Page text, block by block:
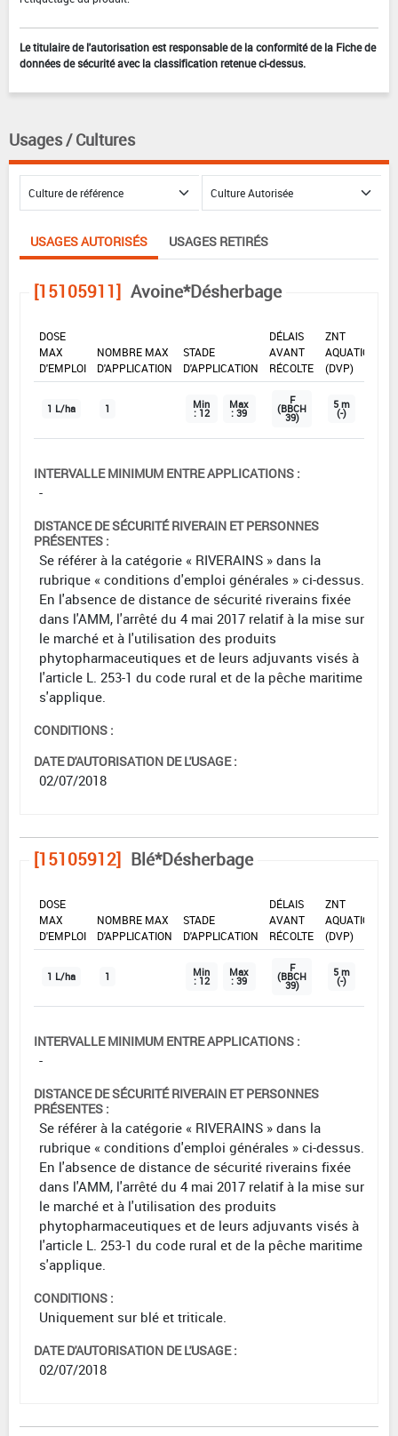
Le titulaire de l'autorisation est responsable de la conformité de la Fiche de
données de sécurité avec la classification retenue ci-dessus.
Usages / Cultures
USAGES AUTORISÉS USAGES RETIRÉS
[15105911] Avoine*Désherbage
DOSE
MAX
D'EMPLOI
NOMBRE MAX
D'APPLICATION
STADE
D'APPLICATION
DÉLAIS
AVANT
RÉCOLTE
ZNT
AQUATIQUE
(DVP)
1 L/ha 1 Min
: 12
Max
: 39
F
(BBCH
39)
5 m
(-)
INTERVALLE MINIMUM ENTRE APPLICATIONS :
-
DISTANCE DE SÉCURITÉ RIVERAIN ET PERSONNES
PRÉSENTES :
Se référer à la catégorie « RIVERAINS » dans la
rubrique « conditions d'emploi générales » ci-dessus.
En l'absence de distance de sécurité riverains fixée
dans l'AMM, l'arrêté du 4 mai 2017 relatif à la mise sur
le marché et à l'utilisation des produits
phytopharmaceutiques et de leurs adjuvants visés à
l'article L. 253-1 du code rural et de la pêche maritime
s'applique.
CONDITIONS :
DATE D'AUTORISATION DE L'USAGE :
02/07/2018
[15105912] Blé*Désherbage
DOSE
MAX
D'EMPLOI
NOMBRE MAX
D'APPLICATION
STADE
D'APPLICATION
DÉLAIS
AVANT
RÉCOLTE
ZNT
AQUATIQUE
(DVP)
1 L/ha 1 Min
: 12
Max
: 39
F
(BBCH
39)
5 m
(-)
INTERVALLE MINIMUM ENTRE APPLICATIONS :
-
DISTANCE DE SÉCURITÉ RIVERAIN ET PERSONNES
PRÉSENTES :
Se référer à la catégorie « RIVERAINS » dans la
rubrique « conditions d'emploi générales » ci-dessus.
En l'absence de distance de sécurité riverains fixée
dans l'AMM, l'arrêté du 4 mai 2017 relatif à la mise sur
le marché et à l'utilisation des produits
phytopharmaceutiques et de leurs adjuvants visés à
l'article L. 253-1 du code rural et de la pêche maritime
s'applique.
CONDITIONS :
Uniquement sur blé et triticale.
DATE D'AUTORISATION DE L'USAGE :
02/07/2018